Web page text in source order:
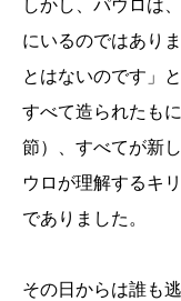
しかし、パウロは
にいるのではあり
とはないのです」
すべて造られたも
節）、すべてが新
ウロが理解するキ
でありました。
その日からは誰も